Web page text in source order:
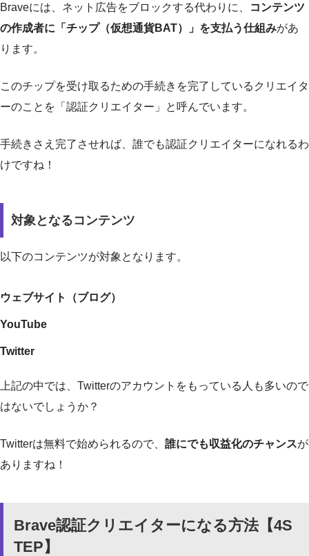
Braveには、ネット広告をブロックする代わりに、
コンテンツ
の作成者に「チップ（仮想通貨BAT）」を支払う仕組みがあ
ります。
このチップを受け取るための手続きを完了しているクリエイタ
ーのことを「認証クリエイター」と呼んでいます。
手続きさえ完了させれば、誰でも認証クリエイターになれるわ
けですね！
対象となるコンテンツ
以下のコンテンツが対象となります。
ウェブサイト（ブログ）
YouTube
Twitter
上記の中では、Twitterのアカウントをもっている人も多いので
はないでしょうか？
Twitterは無料で始められるので、 誰にでも収益化のチャンスが
ありますね！
Brave認証クリエイターになる方法【4S
TEP】